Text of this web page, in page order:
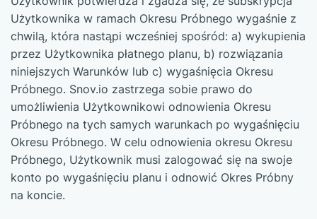
Użytkownika w ramach Okresu Próbnego wygaśnie z
chwilą, która nastąpi wcześniej spośród: a) wykupienia
przez Użytkownika płatnego planu, b) rozwiązania
niniejszych Warunków lub c) wygaśnięcia Okresu
Próbnego. Snov.io zastrzega sobie prawo do
umożliwienia Użytkownikowi odnowienia Okresu
Próbnego na tych samych warunkach po wygaśnięciu
Okresu Próbnego. W celu odnowienia okresu Okresu
Próbnego, Użytkownik musi zalogować się na swoje
konto po wygaśnięciu planu i odnowić Okres Próbny
na koncie.